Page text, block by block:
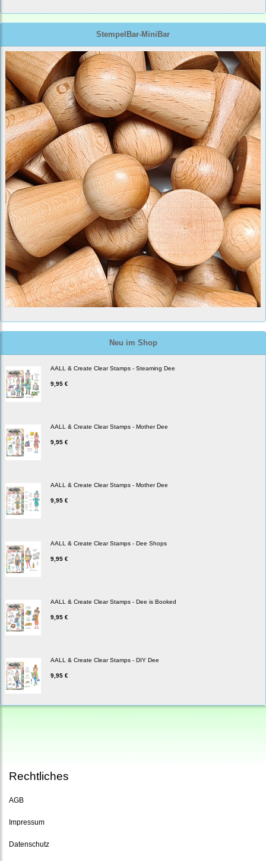
StempelBar-MiniBar
Neu im Shop
AALL & Create Clear Stamps - Steaming Dee
9,95 €
AALL & Create Clear Stamps - Mother Dee
9,95 €
AALL & Create Clear Stamps - Mother Dee
9,95 €
AALL & Create Clear Stamps - Dee Shops
9,95 €
AALL & Create Clear Stamps - Dee is Booked
9,95 €
AALL & Create Clear Stamps - DIY Dee
9,95 €
Rechtliches
AGB
Impressum
Datenschutz